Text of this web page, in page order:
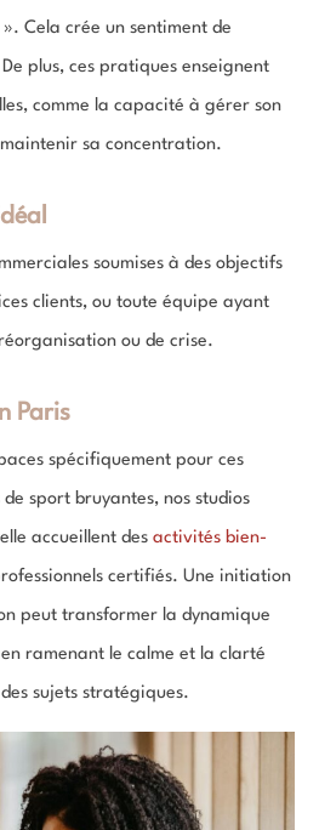
Cela crée un sentiment de
plus, ces pratiques enseignent
comme la capacité à gérer son
sa concentration.
soumises à des objectifs
clients, ou toute équipe ayant
ou de crise.
Paris
spécifiquement pour ces
sport bruyantes, nos studios
accueillent des activités bien-
certifiés. Une initiation
peut transformer la dynamique
ramenant le calme et la clarté
sujets stratégiques.